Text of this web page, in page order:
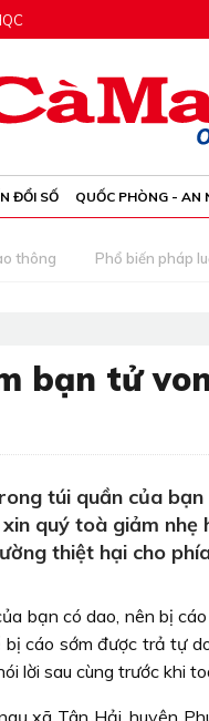
ĐỔI SỐ QUỐC PHÒNG - AN
thông Phổ biến pháp
bạn tử
túi quần của
quý toà giảm nhẹ
thiệt hại cho
bạn có dao, nên bị
cáo sớm được trả tự
lời sau cùng trước khi
xã Tân Hải, huyện